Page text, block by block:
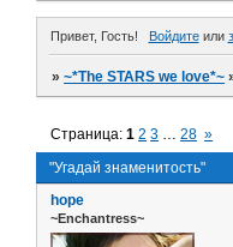
Привет, Гость! Войдитеили
»~*The STARS we love*~
"Угадай знаменитость"
Страница:1 2 3 … 28 »
hope
~Enchantress~